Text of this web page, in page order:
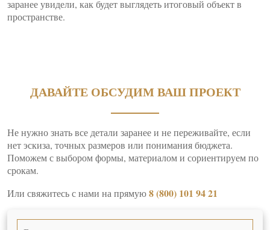
заранее увидели, как будет выглядеть итоговый объект в
пространстве.
ДАВАЙТЕ ОБСУДИМ ВАШ ПРОЕКТ
Не нужно знать все детали заранее и не переживайте, если
нет эскиза, точных размеров или понимания бюджета.
Поможем с выбором формы, материалом и сориентируем по
срокам.
Или свяжитесь с нами на прямую8 (800) 101 94 21